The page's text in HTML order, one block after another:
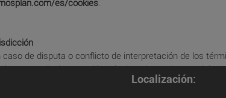
es/cookies
caso de disputa o conflicto de interpretación de los
como cualquier cuestión relacionada con los servicios
que pudiera surgir entre el RESPONSABLE y los
Localización: